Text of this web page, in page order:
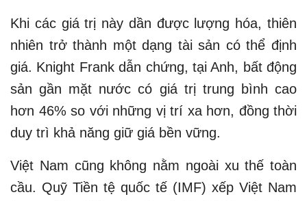
Khi các giá trị này dần được lượng hóa, thiên
nhiên trở thành một dạng tài sản có thể định
giá. Knight Frank dẫn chứng, tại Anh, bất động
sản gần mặt nước có giá trị trung bình cao
hơn 46% so với những vị trí xa hơn, đồng thời
duy trì khả năng giữ giá bền vững.
Việt Nam cũng không nằm ngoài xu thế toàn
cầu. Quỹ Tiền tệ quốc tế (IMF) xếp Việt Nam